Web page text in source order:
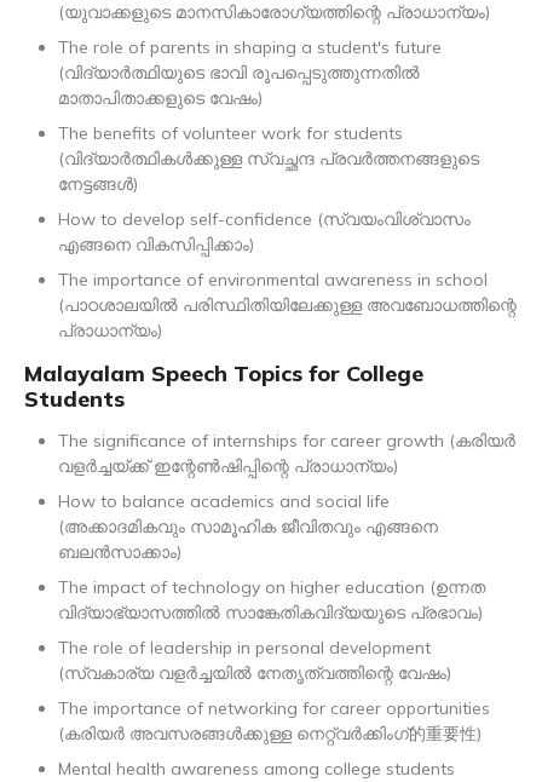
(യുവാക്കളുടെ മാനസികാരോഗ്യത്തിന്റെ പ്രാധാന്യം)
The role of parents in shaping a student's future
(വിദ്യാർത്ഥിയുടെ ഭാവി രൂപപ്പെടുത്തുന്നതിൽ
മാതാപിതാക്കളുടെ വേഷം)
The benefits of volunteer work for students
(വിദ്യാർത്ഥികൾക്കുള്ള സ്വച്ഛന്ദ പ്രവർത്തനങ്ങളുടെ
നേട്ടങ്ങൾ)
How to develop self-confidence (സ്വയംവിശ്വാസം
എങ്ങനെ വികസിപ്പിക്കാം)
The importance of environmental awareness in school
(പാഠശാലയിൽ പരിസ്ഥിതിയിലേക്കുള്ള അവബോധത്തിന്റെ
പ്രാധാന്യം)
Malayalam Speech Topics for College
Students
The significance of internships for career growth (കരിയർ
വളർച്ചയ്ക്ക് ഇന്റേൺഷിപ്പിന്റെ പ്രാധാന്യം)
How to balance academics and social life
(അക്കാദമികവും സാമൂഹിക ജീവിതവും എങ്ങനെ
ബലൻസാക്കാം)
The impact of technology on higher education (ഉന്നത
വിദ്യാഭ്യാസത്തിൽ സാങ്കേതികവിദ്യയുടെ പ്രഭാവം)
The role of leadership in personal development
(സ്വകാര്യ വളർച്ചയിൽ നേതൃത്വത്തിന്റെ വേഷം)
The importance of networking for career opportunities
(കരിയർ അവസരങ്ങൾക്കുള്ള നെറ്റ്‌വർക്കിംഗ്的重要性)
Mental health awareness among college students